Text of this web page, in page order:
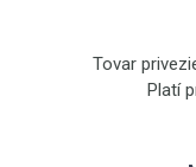
Tovar
Platí